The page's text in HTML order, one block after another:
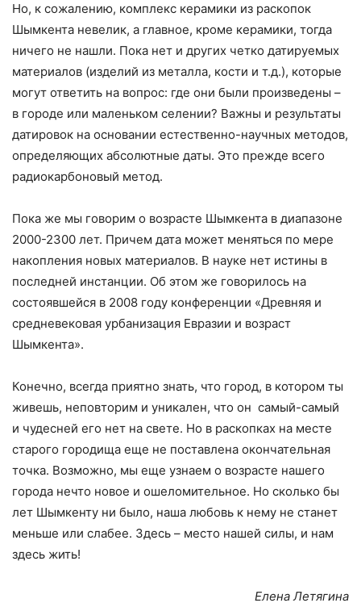
Но, к сожалению, комплекс керамики из раскопок
Шымкента невелик, а главное, кроме керамики, тогда
ничего не нашли. Пока нет и других четко датируемых
материалов (изделий из металла, кости и т.д.), которые
могут ответить на вопрос: где они были произведены –
в городе или маленьком селении? Важны и результаты
датировок на основании естественно-научных методов,
определяющих абсолютные даты. Это прежде всего
радиокарбоновый метод.
Пока же мы говорим о возрасте Шымкента в диапазоне
2000-2300 лет. Причем дата может меняться по мере
накопления новых материалов. В науке нет истины в
последней инстанции. Об этом же говорилось на
состоявшейся в 2008 году конференции «Древняя и
средневековая урбанизация Евразии и возраст
Шымкента».
Конечно, всегда приятно знать, что город, в котором ты
живешь, неповторим и уникален, что он самый-самый
и чудесней его нет на свете. Но в раскопках на месте
старого городища еще не поставлена окончательная
точка. Возможно, мы еще узнаем о возрасте нашего
города нечто новое и ошеломительное. Но сколько бы
лет Шымкенту ни было, наша любовь к нему не станет
меньше или слабее. Здесь – место нашей силы, и нам
здесь жить!
Елена Летягина